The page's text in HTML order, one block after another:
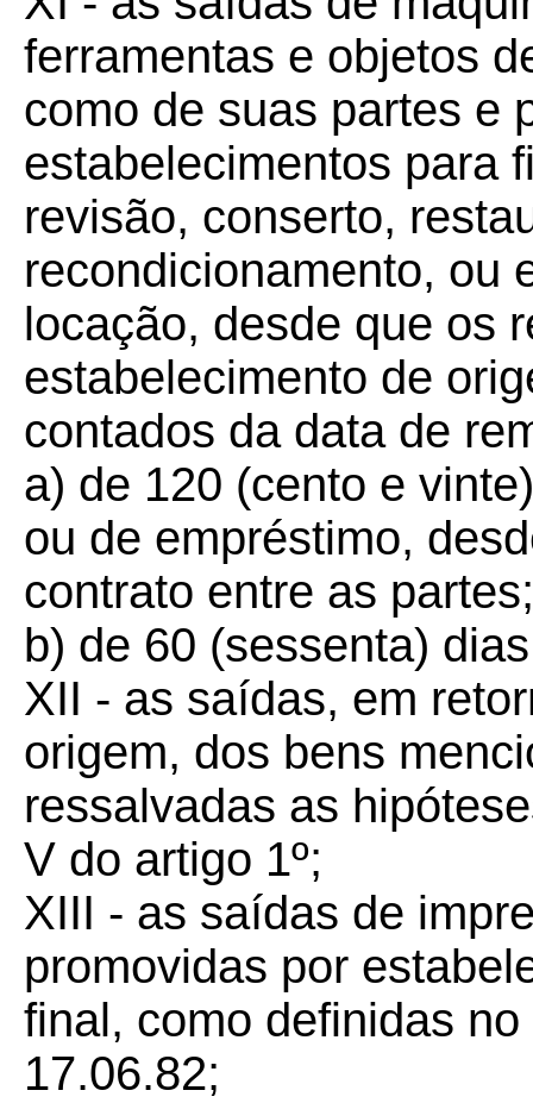
ferramentas e objetos
como de suas partes e
estabelecimentos para
revisão, conserto,
recondicionamento, ou
locação, desde que os
estabelecimento de
contados da data de
a) de 120 (cento e
ou de empréstimo,
contrato entre as partes;
b) de 60 (sessenta)
XII - as saídas, em
origem, dos bens
ressalvadas as
V do artigo 1º;
XIII - as saídas de
promovidas por
final, como definidas
17.06.82;